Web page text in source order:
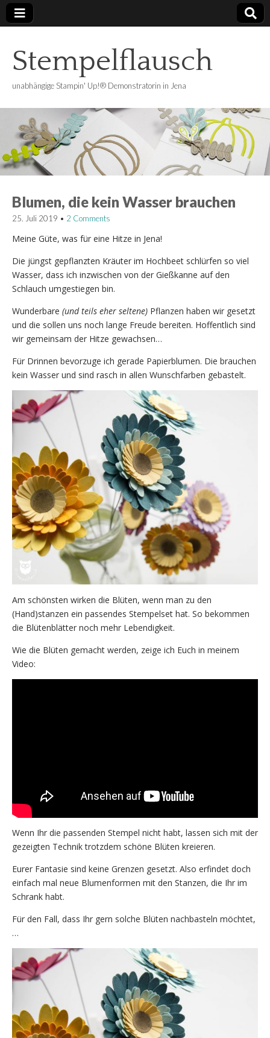
Stempelflausch
unabhängige Stampin' Up!® Demonstratorin in Jena
Blumen, die kein Wasser brauchen
25. Juli 2019 • 2 Comments
Meine Güte, was für eine Hitze in Jena!
Die jüngst gepflanzten Kräuter im Hochbeet schlürfen so viel
Wasser, dass ich inzwischen von der Gießkanne auf den
Schlauch umgestiegen bin.
Wunderbare (und teils eher seltene) Pflanzen haben wir gesetzt
und die sollen uns noch lange Freude bereiten. Hoffentlich sind
wir gemeinsam der Hitze gewachsen…
Für Drinnen bevorzuge ich gerade Papierblumen. Die brauchen
kein Wasser und sind rasch in allen Wunschfarben gebastelt.
Am schönsten wirken die Blüten, wenn man zu den
(Hand)stanzen ein passendes Stempelset hat. So bekommen
die Blütenblätter noch mehr Lebendigkeit.
Wie die Blüten gemacht werden, zeige ich Euch in meinem
Video:
Wenn Ihr die passenden Stempel nicht habt, lassen sich mit der
gezeigten Technik trotzdem schöne Blüten kreieren.
Eurer Fantasie sind keine Grenzen gesetzt. Also erfindet doch
einfach mal neue Blumenformen mit den Stanzen, die Ihr im
Schrank habt.
Für den Fall, dass Ihr gern solche Blüten nachbasteln möchtet,
…